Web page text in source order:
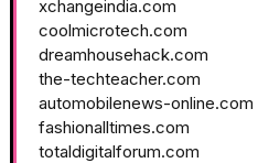
xchangeindia.com
coolmicrotech.com
dreamhousehack.com
the-techteacher.com
automobilenews-online.com
fashionalltimes.com
totaldigitalforum.com